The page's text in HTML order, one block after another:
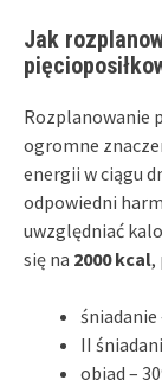
Jak
Rozplanowanie
ogromne
energii w ciągu
odpowiedni
uwzględniać
się na 2000 kcal,
śniadanie
II
obiad –